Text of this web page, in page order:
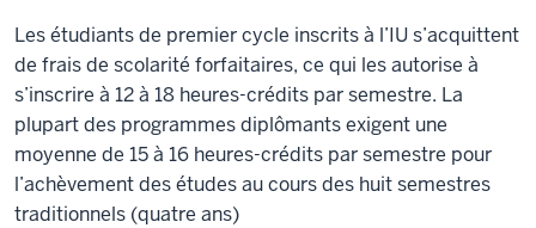
Les étudiants de premier cycle inscrits à l’IU s’acquittent
de frais de scolarité forfaitaires, ce qui les autorise à
s’inscrire à 12 à 18 heures-crédits par semestre. La
plupart des programmes diplômants exigent une
moyenne de 15 à 16 heures-crédits par semestre pour
l’achèvement des études au cours des huit semestres
traditionnels (quatre ans)